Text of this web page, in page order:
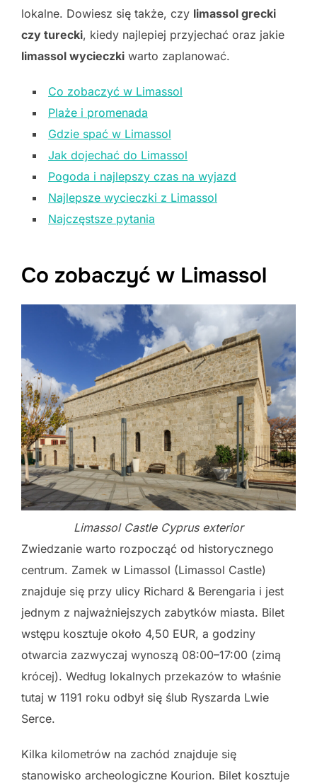
lokalne. Dowiesz się także, czy limassol grecki
czy turecki, kiedy najlepiej przyjechać oraz jakie
limassol wycieczki warto zaplanować.
Co zobaczyć w Limassol
Plaże i promenada
Gdzie spać w Limassol
Jak dojechać do Limassol
Pogoda i najlepszy czas na wyjazd
Najlepsze wycieczki z Limassol
Najczęstsze pytania
Co zobaczyć w Limassol
Limassol Castle Cyprus exterior
Zwiedzanie warto rozpocząć od historycznego
centrum. Zamek w Limassol (Limassol Castle)
znajduje się przy ulicy Richard & Berengaria i jest
jednym z najważniejszych zabytków miasta. Bilet
wstępu kosztuje około 4,50 EUR, a godziny
otwarcia zazwyczaj wynoszą 08:00–17:00 (zimą
krócej). Według lokalnych przekazów to właśnie
tutaj w 1191 roku odbył się ślub Ryszarda Lwie
Serce.
Kilka kilometrów na zachód znajduje się
stanowisko archeologiczne Kourion. Bilet kosztuje